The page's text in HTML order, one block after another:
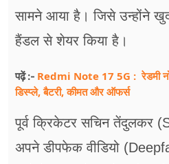
सामने आया है। जिसे उन्होंने
हैंडल से शेयर किया है।
पढ़ें :- Redmi Note 17 5G : रेडमी
डिस्प्ले, बैटरी, कीमत और ऑफर्स
पूर्व क्रिकेटर सचिन तेंदुलकर
अपने डीपफेक वीडियो